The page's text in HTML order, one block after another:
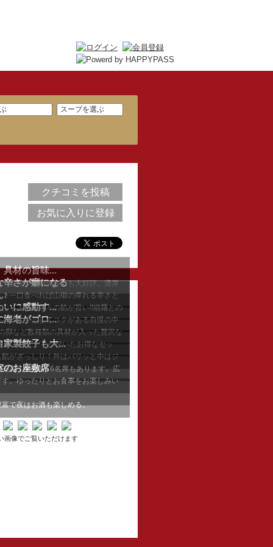
クチコミを投稿
お気に入りに登録
具材の旨味...
女性や年配の方にも大好評。濃厚
辛さが癖になる
一口食べれば山椒の痺れる辛さと
♪
り入った熱々の餡が旨い!!細麺との
いに感動す...
っさりとしてコクがある自慢の中
海老がゴロ...
卵など数種類の具材が入った贅沢な
、デザートが付いたお得なセッ
製餃子も大...
がぎっしり！外はパリッと中はジ
実！4名席、6名席もあります。広
のお座敷席
。ゆったりとお食事をお楽しみい
で夜はお酒も楽しめる。
画像でご覧いただけます